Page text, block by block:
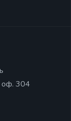
оф. 304